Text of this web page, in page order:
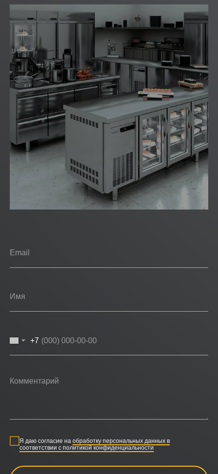
+7
Я даю согласие на обработку персональных данных в
соответствии с политикой конфиденциальности